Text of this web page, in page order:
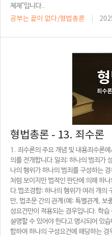
제재"입니다..
공부는 끝이 없다/형법총론
형법총론 - 13. 죄수론
1. 죄수론의 주요 개념 및 내용죄수론
의를 전개합니다.일죄: 하나의 범죄가
나의 행위가 하나의 범죄를 구성하는
처럼 보이지만 법적인 판단에 의해 하
다.법조경합: 하나의 행위가 여러 개의
만, 법조문 간의 관계(예: 특별관계, 보
성요건만이 적용되는 경우입니다. 학
설명할 수 있어야 한다고 명시되어 있
합하여 하나의 구성요건에 해당하는